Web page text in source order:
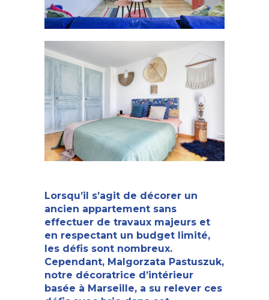
Lorsqu’il s’agit de décorer un
ancien appartement sans
effectuer de travaux majeurs et
en respectant un budget limité,
les défis sont nombreux.
Cependant, Malgorzata Pastuszuk,
notre décoratrice d’intérieur
basée à Marseille, a su relever ces